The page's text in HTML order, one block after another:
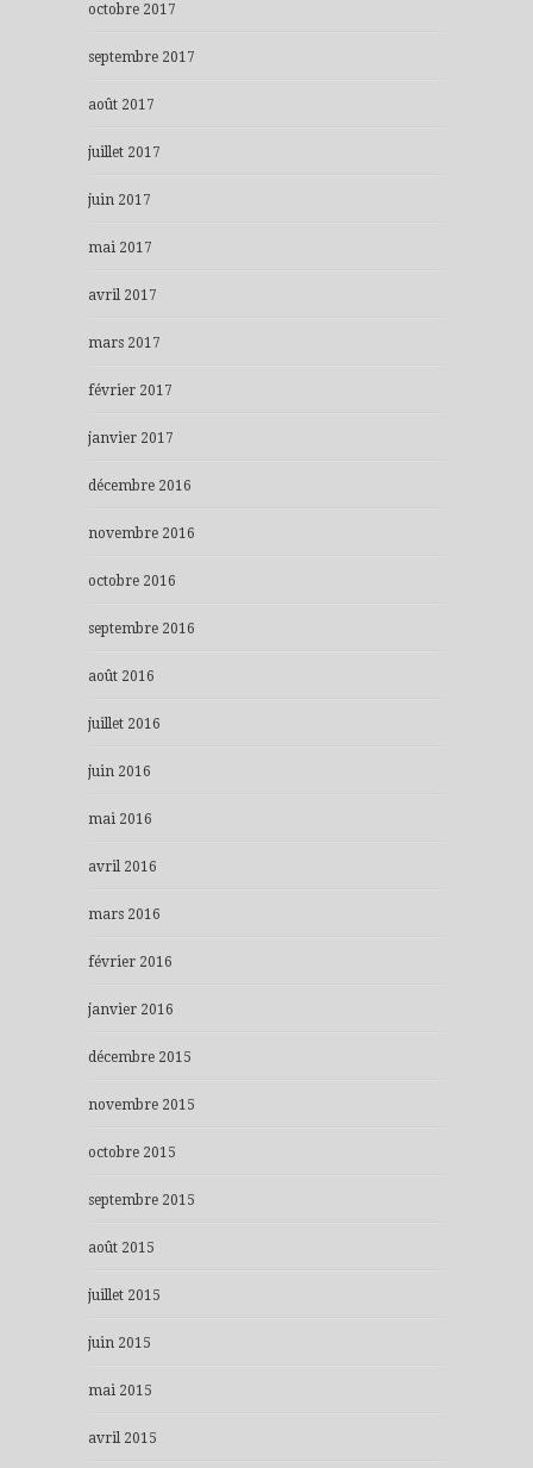
octobre 2017
septembre 2017
août 2017
juillet 2017
juin 2017
mai 2017
avril 2017
mars 2017
février 2017
janvier 2017
décembre 2016
novembre 2016
octobre 2016
septembre 2016
août 2016
juillet 2016
juin 2016
mai 2016
avril 2016
mars 2016
février 2016
janvier 2016
décembre 2015
novembre 2015
octobre 2015
septembre 2015
août 2015
juillet 2015
juin 2015
mai 2015
avril 2015